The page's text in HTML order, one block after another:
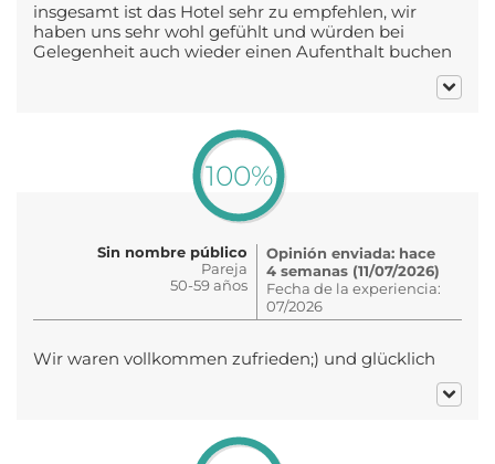
insgesamt ist das Hotel sehr zu empfehlen, wir
haben uns sehr wohl gefühlt und würden bei
Gelegenheit auch wieder einen Aufenthalt buchen
100%
Sin nombre público
Pareja
50-59 años
Opinión enviada: hace
4 semanas (11/07/2026)
Fecha de la experiencia:
07/2026
Wir waren vollkommen zufrieden;) und glücklich